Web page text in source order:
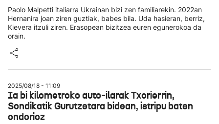
Paolo Malpetti italiarra Ukrainan bizi zen familiarekin. 2022an
Hernanira joan ziren guztiak, babes bila. Uda hasieran, berriz,
Kievera itzuli ziren. Erasopean bizitzea euren egunerokoa da
orain.
2025/08/18 - 11:09
Ia bi kilometroko auto-ilarak Txorierrin,
Sondikatik Gurutzetara bidean, istripu baten
ondorioz